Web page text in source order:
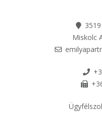
Miskolc